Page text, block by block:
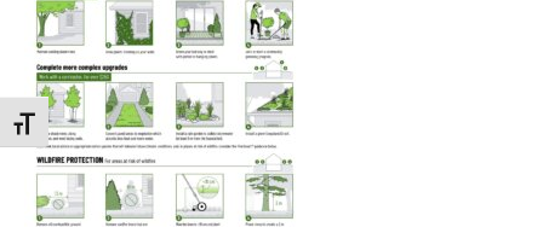
Changer la taille de la police